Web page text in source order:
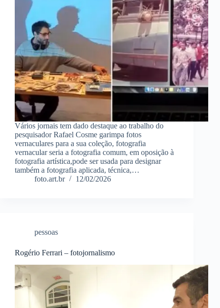
Vários jornais tem dado destaque ao trabalho do
pesquisador Rafael Cosme garimpa fotos
vernaculares para a sua coleção, fotografia
vernacular seria a fotografia comum, em oposição à
fotografia artística,pode ser usada para designar
também a fotografia aplicada, técnica,…
foto.art.br
12/02/2026
pessoas
Rogério Ferrari – fotojornalismo